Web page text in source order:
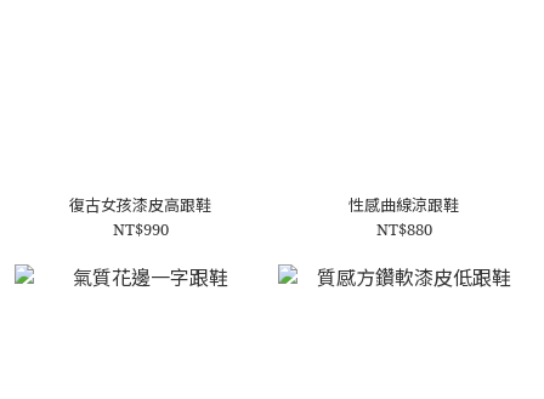
復古女孩漆皮高跟鞋
NT$990
性感曲線涼跟鞋
NT$880